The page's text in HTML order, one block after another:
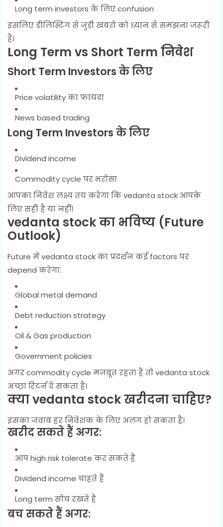
Long term investors के लिए confusion
इसलिए डीलिस्टिंग से जुड़ी खबरों को ध्यान से समझना जरूरी
है।
Long Term vs Short Term निवेश
Short Term Investors के लिए
Price volatility का फायदा
News based trading
Long Term Investors के लिए
Dividend income
Commodity cycle पर भरोसा
आपका निवेश लक्ष्य तय करेगा कि vedanta stock आपके
लिए सही है या नहीं।
vedanta stock का भविष्य (Future
Outlook)
Future में vedanta stock का प्रदर्शन कई factors पर
depend करेगा:
Global metal demand
Debt reduction strategy
Oil & Gas production
Government policies
अगर commodity cycle मजबूत रहता है तो vedanta stock
अच्छा रिटर्न दे सकता है।
क्या vedanta stock खरीदना चाहिए?
इसका जवाब हर निवेशक के लिए अलग हो सकता है।
खरीद सकते हैं अगर:
आप high risk tolerate कर सकते हैं
Dividend income चाहते हैं
Long term सोच रखते हैं
बच सकते हैं अगर: